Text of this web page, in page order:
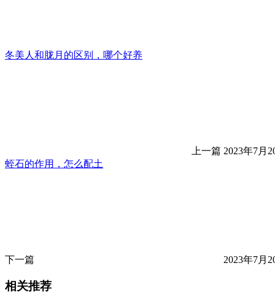
冬美人和胧月的区别，哪个好养
上一篇 2023年7月
蛭石的作用，怎么配土
下一篇 2023年7月
相关推荐